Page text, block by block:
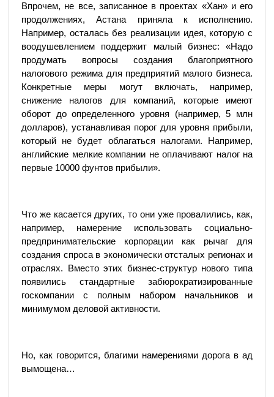
Впрочем, не все, записанное в проектах «Хан» и его
продолжениях, Астана приняла к исполнению.
Например, осталась без реализации идея, которую с
воодушевлением поддержит малый бизнес: «Надо
продумать вопросы создания благоприятного
налогового режима для предприятий малого бизнеса.
Конкретные меры могут включать, например,
снижение налогов для компаний, которые имеют
оборот до определенного уровня (например, 5 млн
долларов), устанавливая порог для уровня прибыли,
который не будет облагаться налогами. Например,
английские мелкие компании не оплачивают налог на
первые 10000 фунтов прибыли».
Что же касается других, то они уже провалились, как,
например, намерение использовать социально-
предпринимательские корпорации как рычаг для
создания спроса в экономически отсталых регионах и
отраслях. Вместо этих бизнес-структур нового типа
появились стандартные забюрократизированные
госкомпании с полным набором начальников и
минимумом деловой активности.
Но, как говорится, благими намерениями дорога в ад
вымощена…